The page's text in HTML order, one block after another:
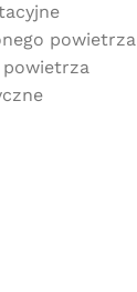
powietrza